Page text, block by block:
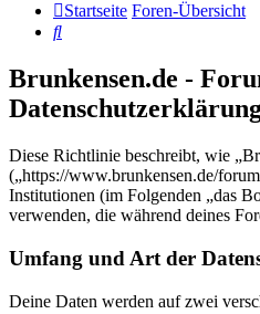
Startseite Foren-Übersicht
Suche
Brunkensen.de -
Diese Richtlinie beschreibt, wie
(„https://www.brunkensen.de/
Institutionen (im Folgenden „das
verwenden, die während deines
Umfang und Art der
Deine Daten werden auf zwei